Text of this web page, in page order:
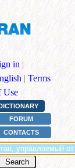
in |
| Terms
Use
FORUM
CONTACTS